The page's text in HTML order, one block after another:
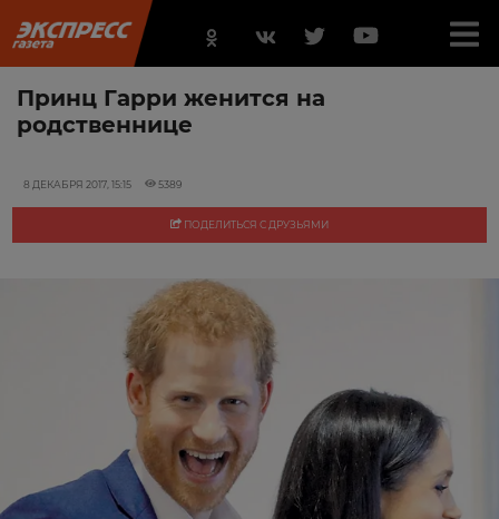
Принц Гарри женится на
родственнице
8 ДЕКАБРЯ 2017, 15:15 5389
ПОДЕЛИТЬСЯ С ДРУЗЬЯМИ